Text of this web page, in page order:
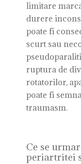
limitare
durere
poate fi
scurt sau
ruptura de
rotatorilor,
poate fi
traumasm.
Ce se
periartritei